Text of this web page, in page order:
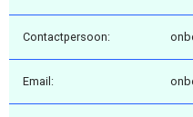
Contactpersoon:
Email: